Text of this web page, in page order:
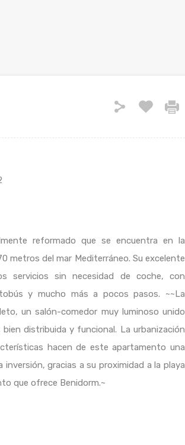
reformado que se encuentra en la
metros del mar Mediterráneo. Su excelente
servicios sin necesidad de coche, con
y mucho más a pocos pasos. ~~La
un salón-comedor muy luminoso unido
distribuida y funcional. La urbanización
hacen de este apartamento una
gracias a su proximidad a la playa
que ofrece Benidorm.~